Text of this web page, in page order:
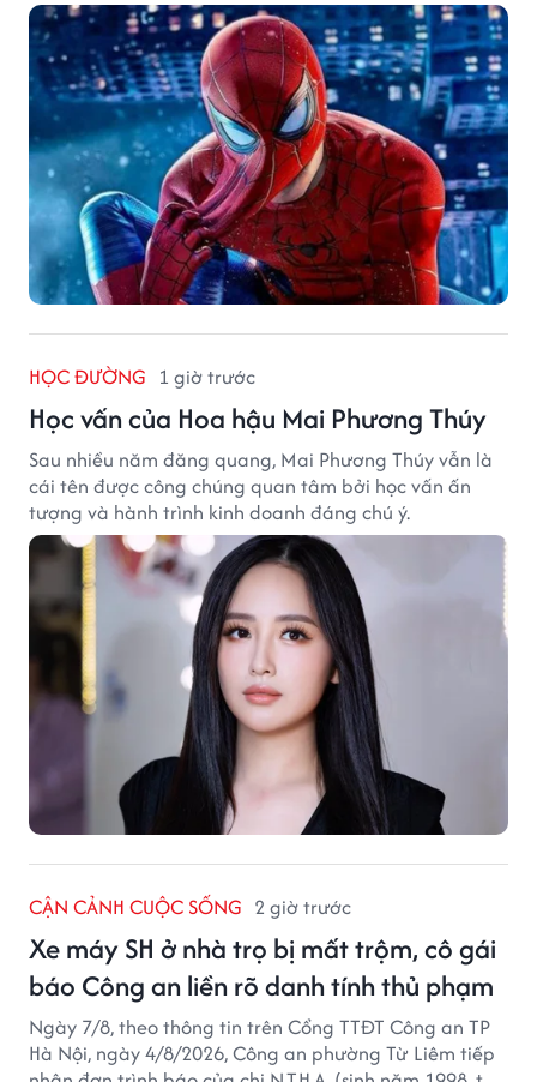
HỌC ĐƯỜNG 1 giờ trước
Học vấn của Hoa hậu Mai Phương Thúy
Sau nhiều năm đăng quang, Mai Phương Thúy vẫn là
cái tên được công chúng quan tâm bởi học vấn ấn
tượng và hành trình kinh doanh đáng chú ý.
CẬN CẢNH CUỘC SỐNG 2 giờ trước
Xe máy SH ở nhà trọ bị mất trộm, cô gái
báo Công an liền rõ danh tính thủ phạm
Ngày 7/8, theo thông tin trên Cổng TTĐT Công an TP
Hà Nội, ngày 4/8/2026, Công an phường Từ Liêm tiếp